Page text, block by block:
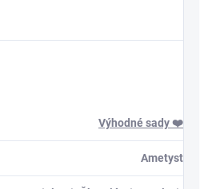
Výhodné sady ❤️
Ametyst